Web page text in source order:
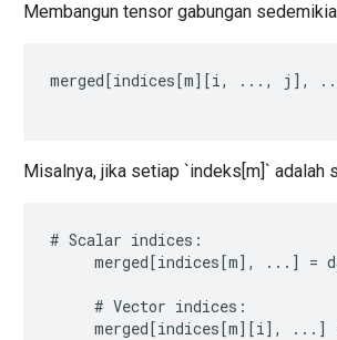
Membangun tensor gabungan
merged[indices[m][i, ..., j ] ,
Misalnya, jika setiap `indeks[m]` adalah
# Scalar indices :
merged[indices[m] , ... ] =
# Vector indices :
merged[indices[m][i] , ... ]